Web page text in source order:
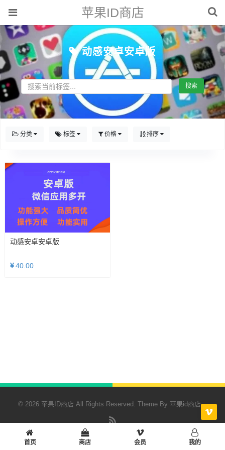
苹果ID商店
动感安卓安卓版
搜索
分类 标签 价格 排序
动感安卓安卓版
40.00
© 2026 苹果ID商店 All Rights Reserved. Theme By 苹果id商店
首页 商店 会员 我的